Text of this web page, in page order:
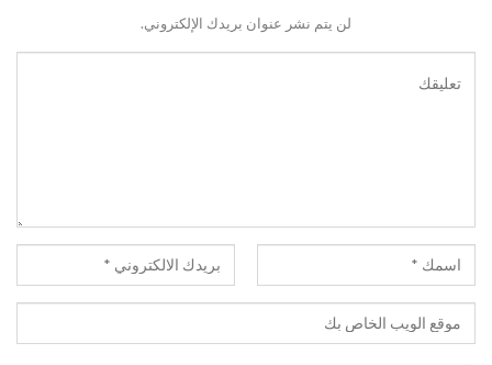
لن يتم نشر عنوان بريدك الإلكتروني.